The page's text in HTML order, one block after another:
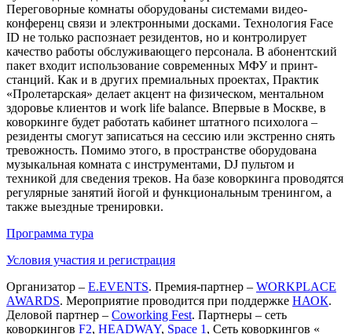
Переговорные комнаты оборудованы системами видео-
конференц связи и электронными досками. Технология Face
ID не только распознает резидентов, но и контролирует
качество работы обслуживающего персонала. В абонентский
пакет входит использование современных МФУ и принт-
станций. Как и в других премиальных проектах, Практик
«Пролетарская» делает акцент на физическом, ментальном
здоровье клиентов и work life balance. Впервые в Москве, в
коворкинге будет работать кабинет штатного психолога –
резиденты смогут записаться на сессию или экстренно снять
тревожность. Помимо этого, в пространстве оборудована
музыкальная комната с инструментами, DJ пультом и
техникой для сведения треков. На базе коворкинга проводятся
регулярные занятий йогой и функциональным тренингом, а
также выездные тренировки.
Программа тура
Условия участия и регистрация
Организатор – E.EVENTS. Премия-партнер – WORKPLACE
AWARDS. Мероприятие проводится при поддержке НАОК.
Деловой партнер – Coworking Fest. Партнеры – сеть
коворкингов F2, HEADWAY, Space 1 , Сеть коворкингов «